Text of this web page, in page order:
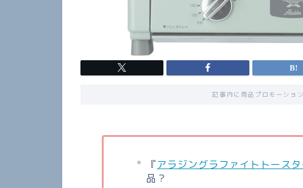
記事内に商品プロモーショ
『アラジングラファイトトース
品？